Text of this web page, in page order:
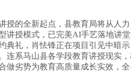
全新起点，县教育局将从人力
讲授模式，已完美AI手艺落地讲
典礼，肖怯锋正在项目引见中暗
连系马山县各学段教育讲授现实
做劣势为教育高质量成长实效，